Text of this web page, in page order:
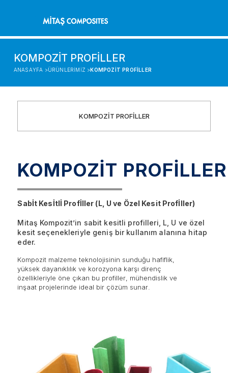
KOMPOZİT PROFİLLER
ANASAYFA >ÜRÜNLERİMİZ >KOMPOZİT PROFİLLER
KOMPOZİT PROFİLLER
KOMPOZİT PROFİLLER
Sabİt Kesİtlİ Profİller (L, U ve Özel Kesit Profİller)
Mitaş Kompozit’in sabit kesitli profilleri, L, U ve özel
kesit seçenekleriyle geniş bir kullanım alanına hitap
eder.
Kompozit malzeme teknolojisinin sunduğu hafiflik,
yüksek dayanıklılık ve korozyona karşı direnç
özellikleriyle öne çıkan bu profiller, mühendislik ve
inşaat projelerinde ideal bir çözüm sunar.